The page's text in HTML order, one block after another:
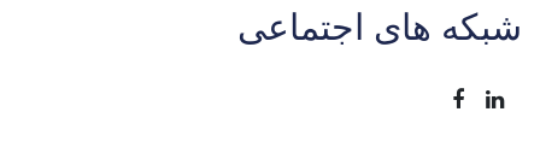
شبکه های اجتماعی